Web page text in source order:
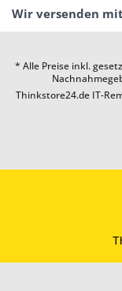
Wir versenden
* Alle Preise inkl.
Thinkstore24.de IT-